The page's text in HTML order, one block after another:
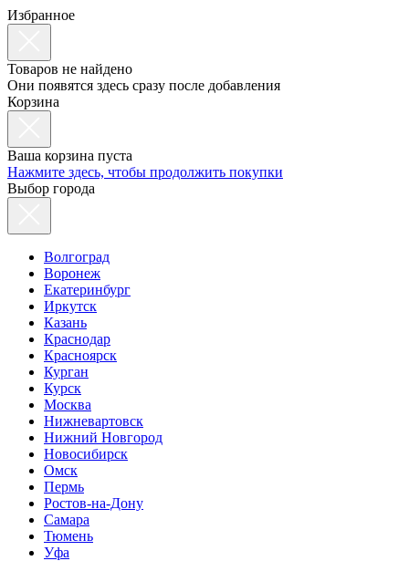
Избранное
Товаров не найдено
Они появятся здесь сразу после добавления
Корзина
Ваша корзина пуста
Нажмите здесь, чтобы продолжить покупки
Выбор города
Волгоград
Воронеж
Екатеринбург
Иркутск
Казань
Краснодар
Красноярск
Курган
Курск
Москва
Нижневартовск
Нижний Новгород
Новосибирск
Омск
Пермь
Ростов-на-Дону
Самара
Тюмень
Уфа